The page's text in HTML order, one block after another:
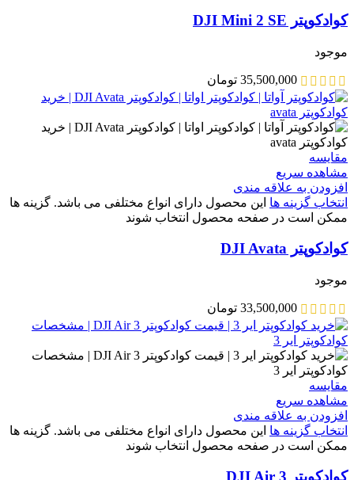
کوادکوپتر DJI Mini 2 SE
موجود
35,500,000 تومان
مقایسه
مشاهده سریع
افزودن به علاقه مندی
انتخاب گزینه ها این محصول دارای انواع مختلفی می باشد. گزینه ها
ممکن است در صفحه محصول انتخاب شوند
کوادکوپتر DJI Avata
موجود
33,500,000 تومان
مقایسه
مشاهده سریع
افزودن به علاقه مندی
انتخاب گزینه ها این محصول دارای انواع مختلفی می باشد. گزینه ها
ممکن است در صفحه محصول انتخاب شوند
کوادکوپتر DJI Air 3